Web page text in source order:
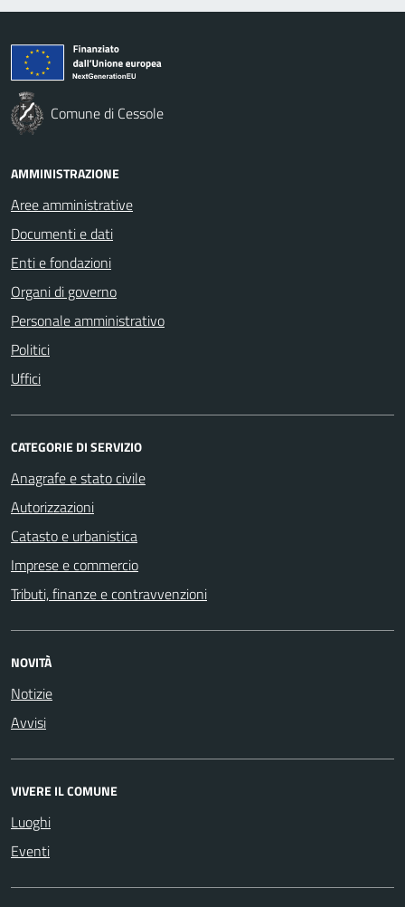
Comune di Cessole
AMMINISTRAZIONE
Aree amministrative
Documenti e dati
Enti e fondazioni
Organi di governo
Personale amministrativo
Politici
Uffici
CATEGORIE DI SERVIZIO
Anagrafe e stato civile
Autorizzazioni
Catasto e urbanistica
Imprese e commercio
Tributi, finanze e contravvenzioni
NOVITÀ
Notizie
Avvisi
VIVERE IL COMUNE
Luoghi
Eventi